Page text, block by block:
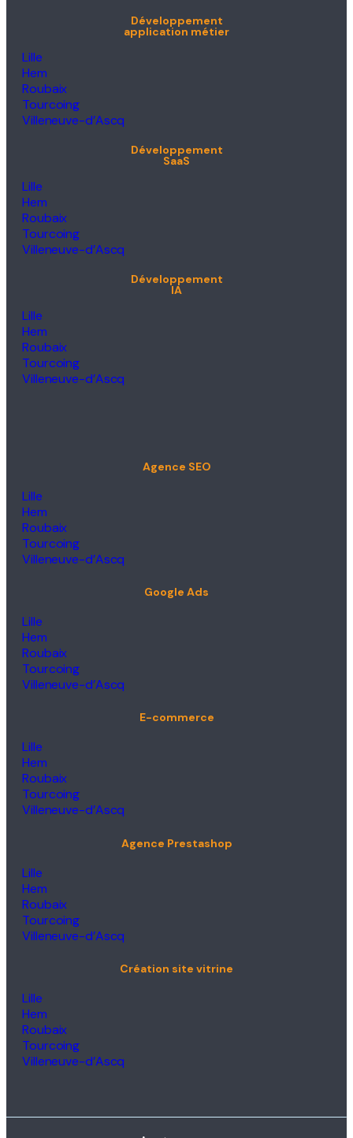
Développement
application métier
Lille
Hem
Roubaix
Tourcoing
Villeneuve-d’Ascq
Développement
SaaS
Lille
Hem
Roubaix
Tourcoing
Villeneuve-d’Ascq
Développement
IA
Lille
Hem
Roubaix
Tourcoing
Villeneuve-d’Ascq
Agence SEO
Lille
Hem
Roubaix
Tourcoing
Villeneuve-d’Ascq
Google Ads
Lille
Hem
Roubaix
Tourcoing
Villeneuve-d’Ascq
E-commerce
Lille
Hem
Roubaix
Tourcoing
Villeneuve-d’Ascq
Agence Prestashop
Lille
Hem
Roubaix
Tourcoing
Villeneuve-d’Ascq
Création site vitrine
Lille
Hem
Roubaix
Tourcoing
Villeneuve-d’Ascq